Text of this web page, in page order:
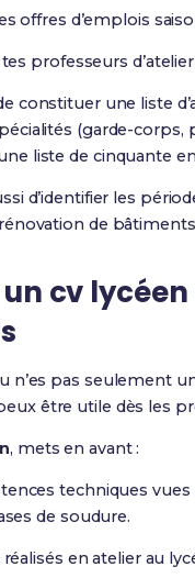
offres d’emplois
tes professeurs
constituer une liste
(garde-corps,
liste de cinquante
d’identifier les
de
cv
n’es pas seulement
être utile dès les
, mets en avant :
techniques
de soudure.
en atelier au